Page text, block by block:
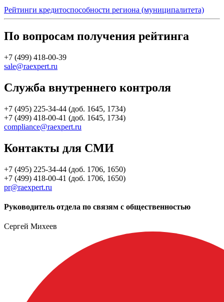
Рейтинги кредитоспособности региона (муниципалитета)
По вопросам получения рейтинга
+7 (499) 418-00-39
sale@raexpert.ru
Служба внутреннего контроля
+7 (495) 225-34-44 (доб. 1645, 1734)
+7 (499) 418-00-41 (доб. 1645, 1734)
compliance@raexpert.ru
Контакты для СМИ
+7 (495) 225-34-44 (доб. 1706, 1650)
+7 (499) 418-00-41 (доб. 1706, 1650)
pr@raexpert.ru
Руководитель отдела по связям с общественностью
Сергей Михеев